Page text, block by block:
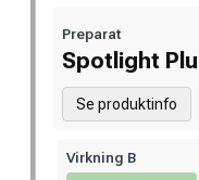
Preparat
Spotlight
Se produktinfo
Virkning B